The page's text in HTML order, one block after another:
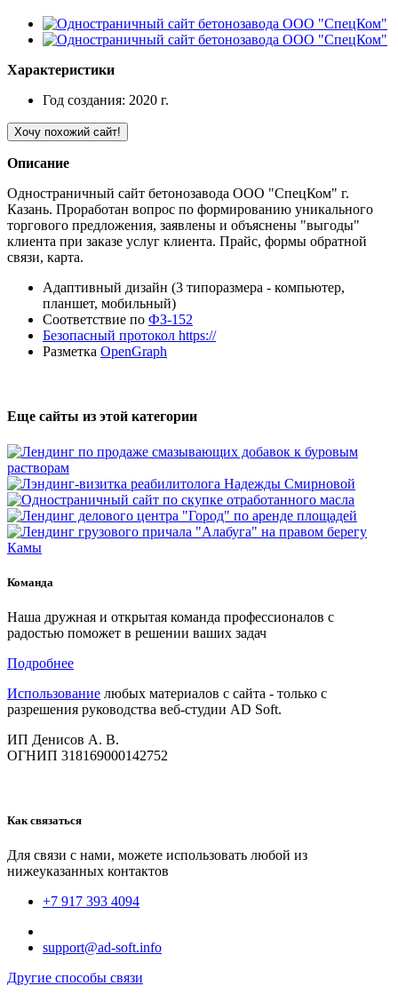
Характеристики
Год создания: 2020 г.
Хочу похожий сайт!
Описание
Одностраничный сайт бетонозавода ООО "СпецКом" г.
Казань. Проработан вопрос по формированию уникального
торгового предложения, заявлены и объяснены "выгоды"
клиента при заказе услуг клиента. Прайс, формы обратной
связи, карта.
Адаптивный дизайн (3 типоразмера - компьютер,
планшет, мобильный)
Соответствие по ФЗ-152
Безопасный протокол https://
Разметка OpenGraph
Еще сайты из этой категории
Команда
Наша дружная и открытая команда профессионалов с
радостью поможет в решении ваших задач
Подробнее
Использование любых материалов с сайта - только с
разрешения руководства веб-студии AD Soft.
ИП Денисов А. В.
ОГНИП 318169000142752
Как связаться
Для связи с нами, можете использовать любой из
нижеуказанных контактов
+7 917 393 4094
support@ad-soft.info
Другие способы связи